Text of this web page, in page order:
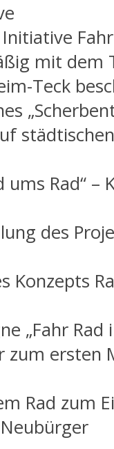
mit dem
Teck
ums Rad“ –
des
Konzepts
„Fahr Rad
zum ersten
Rad zum